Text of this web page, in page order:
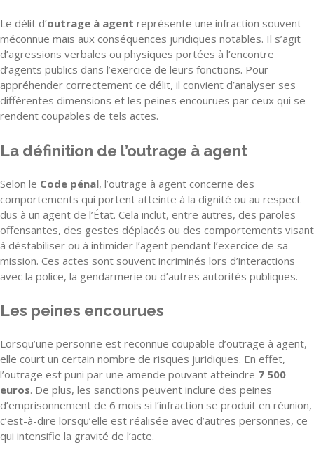
Le délit d’outrage à agent représente une infraction souvent
méconnue mais aux conséquences juridiques notables. Il s’agit
d’agressions verbales ou physiques portées à l’encontre
d’agents publics dans l’exercice de leurs fonctions. Pour
appréhender correctement ce délit, il convient d’analyser ses
différentes dimensions et les peines encourues par ceux qui se
rendent coupables de tels actes.
La définition de l’outrage à agent
Selon le Code pénal, l’outrage à agent concerne des
comportements qui portent atteinte à la dignité ou au respect
dus à un agent de l’État. Cela inclut, entre autres, des paroles
offensantes, des gestes déplacés ou des comportements visant
à déstabiliser ou à intimider l’agent pendant l’exercice de sa
mission. Ces actes sont souvent incriminés lors d’interactions
avec la police, la gendarmerie ou d’autres autorités publiques.
Les peines encourues
Lorsqu’une personne est reconnue coupable d’outrage à agent,
elle court un certain nombre de risques juridiques. En effet,
l’outrage est puni par une amende pouvant atteindre 7 500
euros. De plus, les sanctions peuvent inclure des peines
d’emprisonnement de 6 mois si l’infraction se produit en réunion,
c’est-à-dire lorsqu’elle est réalisée avec d’autres personnes, ce
qui intensifie la gravité de l’acte.